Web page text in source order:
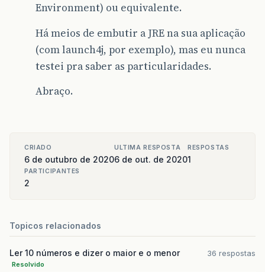
Environment) ou equivalente.
Há meios de embutir a JRE na sua aplicação
(com launch4j, por exemplo), mas eu nunca
testei pra saber as particularidades.
Abraço.
CRIADO
6 de outubro de 2020
ULTIMA RESPOSTA
6 de out. de 2020
RESPOSTAS
1
PARTICIPANTES
2
Topicos relacionados
Ler 10 números e dizer o maior e o menor
Resolvido
36 respostas